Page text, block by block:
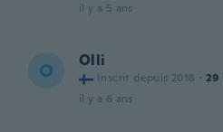
il y a 5 ans
O Olli
Inscrit depuis 2018 · 29
il y a 6 ans